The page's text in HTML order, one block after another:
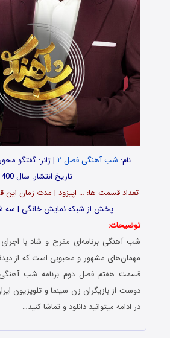
نام: شب آهنگی فصل ۲
| ژانر: گفتگو
تاریخ انتشار: سال 1400
تعداد قسمت ها: … اپیزود | مدت زمان این
پخش از شبکه نمایش خانگی | سه
توضیحات:
شب آهنگی برنامه‌ای مفرح و شاد با
مهمان‌های مشهور و محبوبی است که از
قسمت هفتم فصل دوم برنامه شب آهنگی
دوست از بازیگران زن سینما و تلویزیون
در ادامه میتوانید دانلود و تماشا کنید…